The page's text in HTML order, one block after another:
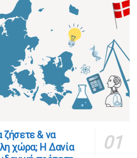
ζήσετε & να
χώρα; Η Δανία